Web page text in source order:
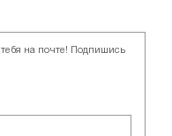
на почте! Подпишись